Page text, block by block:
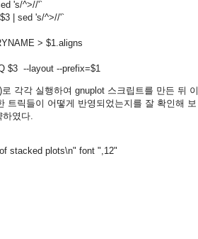
's/^>//'`
| sed 's/^>//'`
> $1.aligns
$3 --layout --prefix=$1
각각 실행하여 gnuplot 스크립트를 만든 뒤 이
트릭들이 어떻게 반영되었는지를 잘 확인해 보
였다.
stacked plots\n" font ",12"